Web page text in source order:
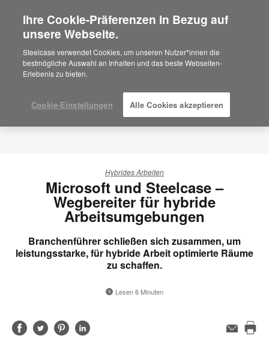
Are you in United States?
Would you like to see Products we sell in
your region?
Americas
Español
Hybrides Arbeiten
Microsoft und Steelcase –
Wegbereiter für hybride
Arbeitsumgebungen
Branchenführer schließen sich zusammen, um
leistungsstarke, für hybride Arbeit optimierte Räume
zu schaffen.
Lesen 6 Minuten
AufAufAufAuf
E-
Ihre Cookie-Präferenzen in Bezug auf
unsere Webseite.
Steelcase verwendet Cookies, um unseren Nutzer*innen die
bestmögliche Auswahl an Inhalten und das beste Webseiten-
Erlebenis zu bieten.
Cookie-Einstellungen Alle Cookies akzeptieren